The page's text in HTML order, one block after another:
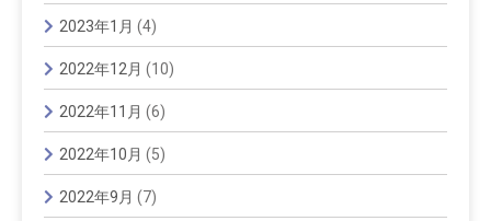
2023年1月 (4)
2022年12月 (10)
2022年11月 (6)
2022年10月 (5)
2022年9月 (7)